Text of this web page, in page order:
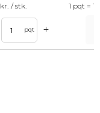
kr. / stk. 1 pqt =
pqt +